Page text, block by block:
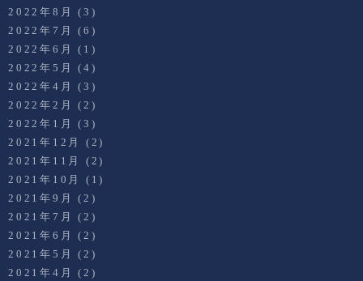
2022年8月
(3)
2022年7月
(6)
2022年6月
(1)
2022年5月
(4)
2022年4月
(3)
2022年2月
(2)
2022年1月
(3)
2021年12月
(2)
2021年11月
(2)
2021年10月
(1)
2021年9月
(2)
2021年7月
(2)
2021年6月
(2)
2021年5月
(2)
2021年4月
(2)